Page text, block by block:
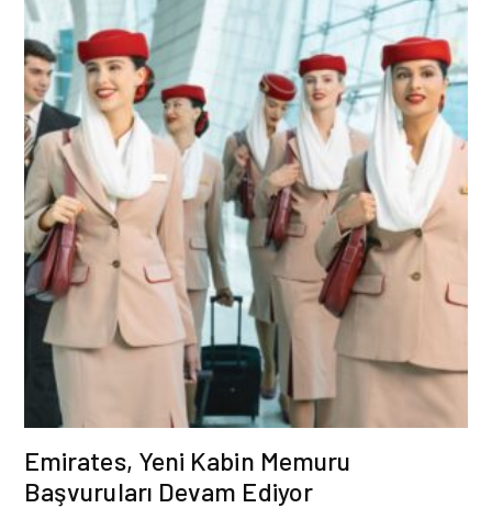
Emirates, Yeni Kabin Memuru
Başvuruları Devam Ediyor